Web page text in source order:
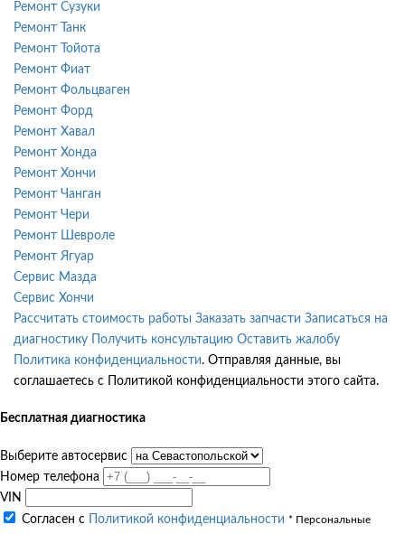
Ремонт Сузуки
Ремонт Танк
Ремонт Тойота
Ремонт Фиат
Ремонт Фольцваген
Ремонт Форд
Ремонт Хавал
Ремонт Хонда
Ремонт Хончи
Ремонт Чанган
Ремонт Чери
Ремонт Шевроле
Ремонт Ягуар
Сервис Мазда
Сервис Хончи
Рассчитать стоимость работы Заказать запчасти Записаться на
диагностику
Получить консультацию Оставить жалобу
Политика конфиденциальности. Отправляя данные, вы
соглашаетесь с Политикой конфиденциальности этого сайта.
Бесплатная диагностика
Выберите автосервис
Номер телефона
VIN
Согласен с
Политикой конфиденциальности * Персональные